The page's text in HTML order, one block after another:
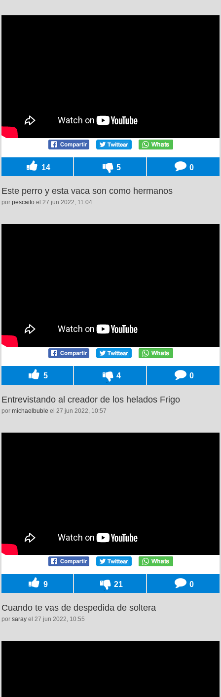
14 5 0
Este perro y esta vaca son como hermanos
por pescaito el 27 jun 2022, 11:04
5 4 0
Entrevistando al creador de los helados Frigo
por michaelbuble el 27 jun 2022, 10:57
9 21 0
Cuando te vas de despedida de soltera
por saray el 27 jun 2022, 10:55